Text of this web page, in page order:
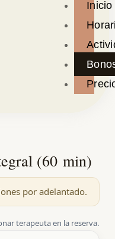
Inicio
(60 min)
por adelantado.
terapeuta en la reserva.